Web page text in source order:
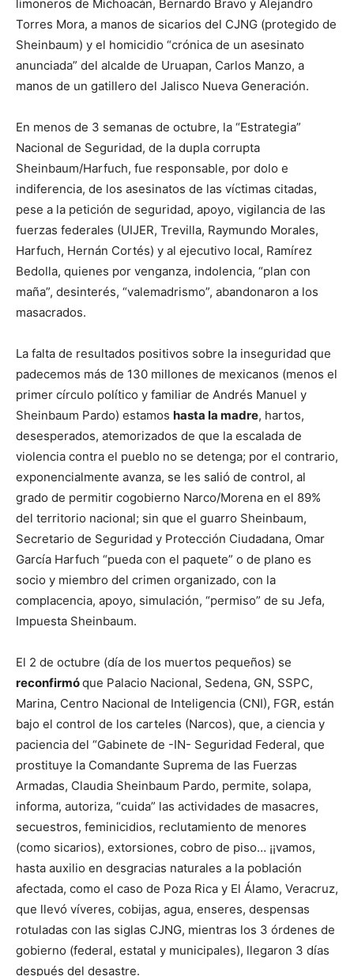
limoneros de Michoacán, Bernardo Bravo y Alejandro
Torres Mora, a manos de sicarios del CJNG (protegido de
Sheinbaum) y el homicidio “crónica de un asesinato
anunciada” del alcalde de Uruapan, Carlos Manzo, a
manos de un gatillero del Jalisco Nueva Generación.
En menos de 3 semanas de octubre, la “Estrategia”
Nacional de Seguridad, de la dupla corrupta
Sheinbaum/Harfuch, fue responsable, por dolo e
indiferencia, de los asesinatos de las víctimas citadas,
pese a la petición de seguridad, apoyo, vigilancia de las
fuerzas federales (UIJER, Trevilla, Raymundo Morales,
Harfuch, Hernán Cortés) y al ejecutivo local, Ramírez
Bedolla, quienes por venganza, indolencia, “plan con
maña”, desinterés, “valemadrismo”, abandonaron a los
masacrados.
La falta de resultados positivos sobre la inseguridad que
padecemos más de 130 millones de mexicanos (menos el
primer círculo político y familiar de Andrés Manuel y
Sheinbaum Pardo) estamos hasta la madre, hartos,
desesperados, atemorizados de que la escalada de
violencia contra el pueblo no se detenga; por el contrario,
exponencialmente avanza, se les salió de control, al
grado de permitir cogobierno Narco/Morena en el 89%
del territorio nacional; sin que el guarro Sheinbaum,
Secretario de Seguridad y Protección Ciudadana, Omar
García Harfuch “pueda con el paquete” o de plano es
socio y miembro del crimen organizado, con la
complacencia, apoyo, simulación, “permiso” de su Jefa,
Impuesta Sheinbaum.
El 2 de octubre (día de los muertos pequeños) se
reconfirmóque Palacio Nacional, Sedena, GN, SSPC,
Marina, Centro Nacional de Inteligencia (CNI), FGR, están
bajo el control de los carteles (Narcos), que, a ciencia y
paciencia del “Gabinete de -IN- Seguridad Federal, que
prostituye la Comandante Suprema de las Fuerzas
Armadas, Claudia Sheinbaum Pardo, permite, solapa,
informa, autoriza, “cuida” las actividades de masacres,
secuestros, feminicidios, reclutamiento de menores
(como sicarios), extorsiones, cobro de piso… ¡¡vamos,
hasta auxilio en desgracias naturales a la población
afectada, como el caso de Poza Rica y El Álamo, Veracruz,
que llevó víveres, cobijas, agua, enseres, despensas
rotuladas con las siglas CJNG, mientras los 3 órdenes de
gobierno (federal, estatal y municipales), llegaron 3 días
después del desastre.